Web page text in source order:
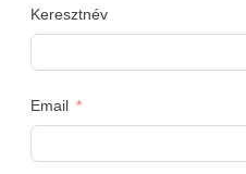
Keresztnév
Email